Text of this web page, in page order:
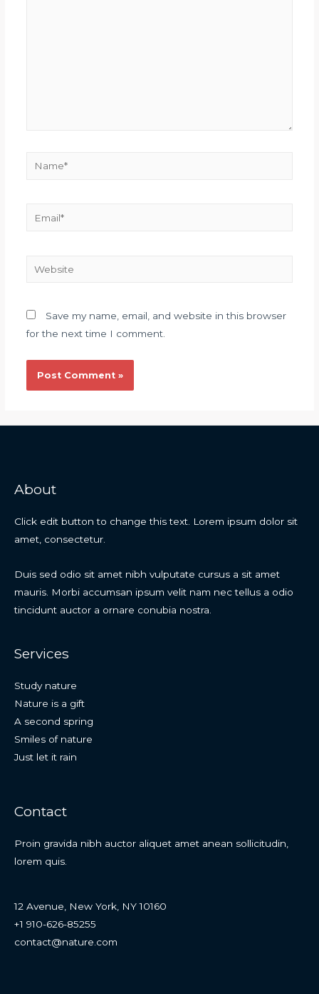
Save my name, email, and website in this browser
for the next time I comment.
About
Click edit button to change this text. Lorem ipsum dolor sit
amet, consectetur.
Duis sed odio sit amet nibh vulputate cursus a sit amet
mauris. Morbi accumsan ipsum velit nam nec tellus a odio
tincidunt auctor a ornare conubia nostra.
Services
Study nature
Nature is a gift
A second spring
Smiles of nature
Just let it rain
Contact
Proin gravida nibh auctor aliquet amet anean sollicitudin,
lorem quis.
12 Avenue, New York, NY 10160
+1 910-626-85255
contact@nature.com